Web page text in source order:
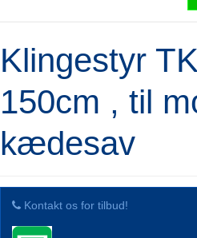
Klingestyr
150cm , til
kædesav
Kontakt os for tilbud!